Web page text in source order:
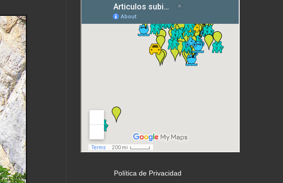
Política de Privacidad